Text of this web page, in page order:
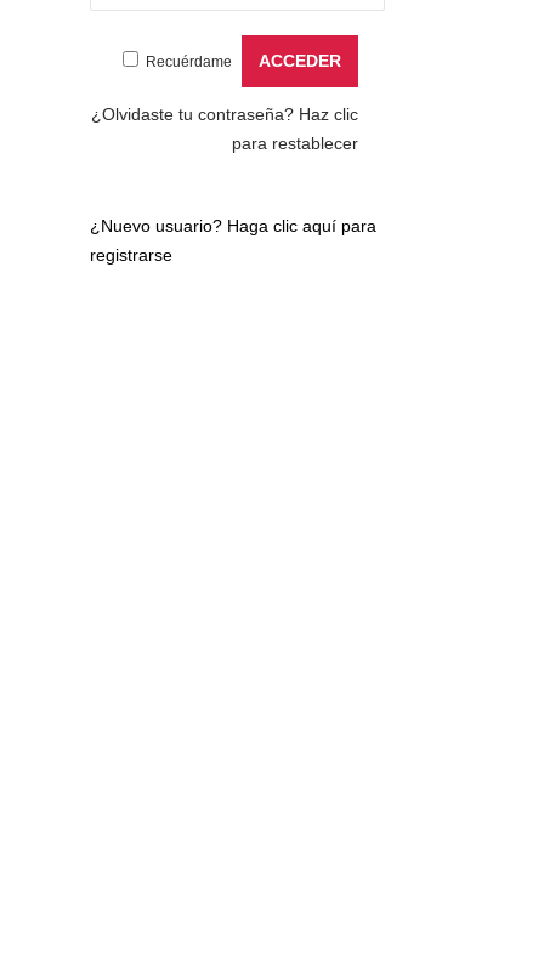
Recuérdame
¿Olvidaste tu contraseña? Haz clic
para restablecer
¿Nuevo usuario? Haga clic aquí para
registrarse